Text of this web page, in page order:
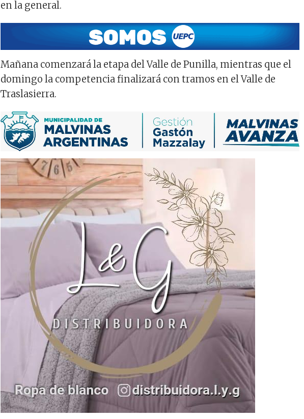
en la general.
Mañana comenzará la etapa del Valle de Punilla, mientras que el
domingo la competencia finalizará con tramos en el Valle de
Traslasierra.